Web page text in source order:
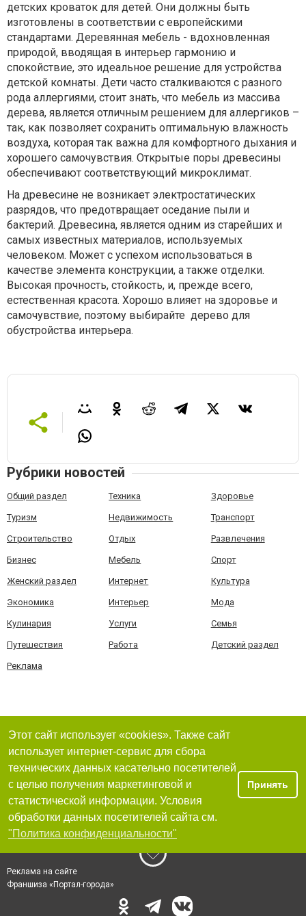
детских кроваток для детей. Они должны быть
изготовлены в соответствии с европейскими
стандартами. Деревянная мебель - вдохновленная
природой, вводящая в интерьер гармонию и
спокойствие, это идеальное решение для устройства
детской комнаты. Дети часто сталкиваются с разного
рода аллергиями, стоит знать, что мебель из массива
дерева, является отличным решением для аллергиков –
так, как позволяет сохранить оптимальную влажность
воздуха, которая так важна для комфортного дыхания и
хорошего самочувствия. Открытые поры древесины
обеспечивают соответствующий микроклимат.
На древесине не возникает электростатических
разрядов, что предотвращает оседание пыли и
бактерий. Древесина, является одним из старейших и
самых известных материалов, используемых
человеком. Может с успехом использоваться в
качестве элемента конструкции, а также отделки.
Высокая прочность, стойкость, и, прежде всего,
естественная красота. Хорошо влияет на здоровье и
самочувствие, поэтому выбирайте дерево для
обустройства интерьера.
Рубрики новостей
Общий раздел Техника Здоровье
Туризм Недвижимость Транспорт
Строительство Отдых Развлечения
Бизнес Мебель Спорт
Женский раздел Интернет Культура
Экономика Интерьер Мода
Кулинария Услуги Семья
Путешествия Работа Детский раздел
Реклама
Этот сайт использует «cookies». Также сайт
использует интернет-сервис для сбора
технических данных касательно посетителей
с целью получения маркетинговой и
статистической информации. Условия
обработки данных посетителей сайта см.
"Политика конфиденциальности"
Принять
Реклама на сайте
Франшиза «Портал-города»